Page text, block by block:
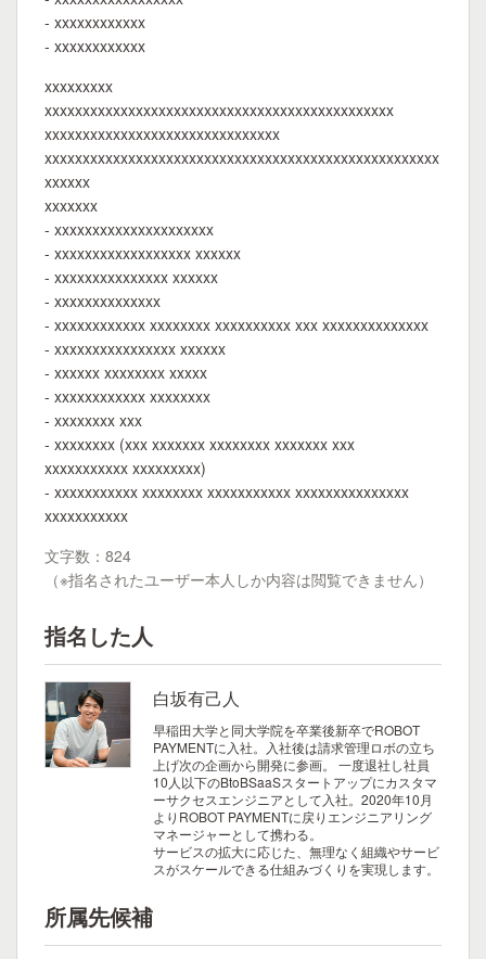
- xxxxxxxxxxxx
- xxxxxxxxxxxx
xxxxxxxxx
xxxxxxxxxxxxxxxxxxxxxxxxxxxxxxxxxxxxxxxxxxxxxx
xxxxxxxxxxxxxxxxxxxxxxxxxxxxxxx
xxxxxxxxxxxxxxxxxxxxxxxxxxxxxxxxxxxxxxxxxxxxxxxxxxxx
xxxxxx
xxxxxxx
- xxxxxxxxxxxxxxxxxxxxx
- xxxxxxxxxxxxxxxxxx xxxxxx
- xxxxxxxxxxxxxxx xxxxxx
- xxxxxxxxxxxxxx
- xxxxxxxxxxxx xxxxxxxx xxxxxxxxxx xxx xxxxxxxxxxxxxx
- xxxxxxxxxxxxxxxx xxxxxx
- xxxxxx xxxxxxxx xxxxx
- xxxxxxxxxxxx xxxxxxxx
- xxxxxxxx xxx
- xxxxxxxx (xxx xxxxxxx xxxxxxxx xxxxxxx xxx
xxxxxxxxxxx xxxxxxxxx)
- xxxxxxxxxxx xxxxxxxx xxxxxxxxxxx xxxxxxxxxxxxxxx
xxxxxxxxxxx
文字数：824
（※指名されたユーザー本人しか内容は閲覧できません）
指名した人
白坂有己人
早稲田大学と同大学院を卒業後新卒でROBOT
PAYMENTに入社。入社後は請求管理ロボの立ち
上げ次の企画から開発に参画。 一度退社し社員
10人以下のBtoBSaaSスタートアップにカスタマ
ーサクセスエンジニアとして入社。2020年10月
よりROBOT PAYMENTに戻りエンジニアリング
マネージャーとして携わる。
サービスの拡大に応じた、無理なく組織やサービ
スがスケールできる仕組みづくりを実現します。
所属先候補